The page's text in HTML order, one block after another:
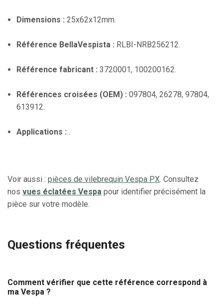
Dimensions : 25x62x12mm.
Référence BellaVespista : RLBI-NRB256212.
Référence fabricant : 3720001, 100200162.
Références croisées (OEM) : 097804, 26278, 97804,
613912.
Applications : .
Voir aussi : pièces de vilebrequin Vespa PX. Consultez
nos vues éclatées Vespa pour identifier précisément la
pièce sur votre modèle.
Questions fréquentes
Comment vérifier que cette référence correspond à
ma Vespa ?